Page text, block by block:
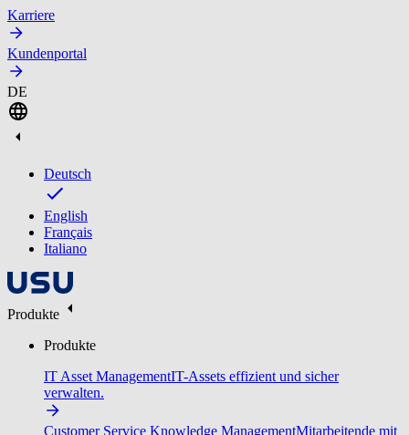
Karriere
Kundenportal
DE
Deutsch
English
Français
Italiano
Produkte
Produkte
IT Asset ManagementIT-Assets effizient und sicher
verwalten.
Customer Service Knowledge ManagementMitarbeitende mit